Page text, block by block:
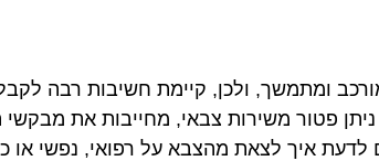
ומתמשך, ולכן, קיימת חשיבות רבה
ניתן פטור משירות צבאי, מחייבות את
איך לצאת מהצבא על רפואי, נפשי או